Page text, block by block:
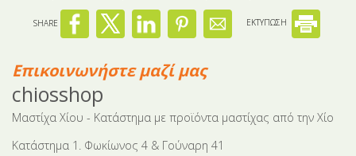
SHARE ΕΚΤΥΠΩΣΗ
Επικοινωνήστε μαζί μας
chiosshop
Μαστίχα Χίου - Κατάστημα με προϊόντα μαστίχας από την Χίο
Κατάστημα 1. Φωκίωνος 4 & Γούναρη 41